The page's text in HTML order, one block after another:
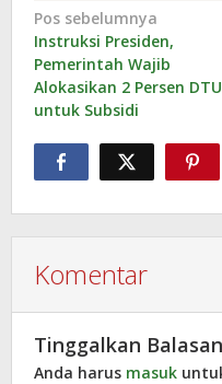
Navigasi
pos
Pos sebelumnya
Instruksi Presiden,
Pemerintah Wajib
Alokasikan 2 Persen DTU
untuk Subsidi
Komentar
Tinggalkan Balasan
Anda harus masuk